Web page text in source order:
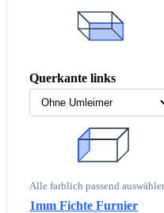
Querkante links
Alle farblich passend
1mm Fichte Furnier